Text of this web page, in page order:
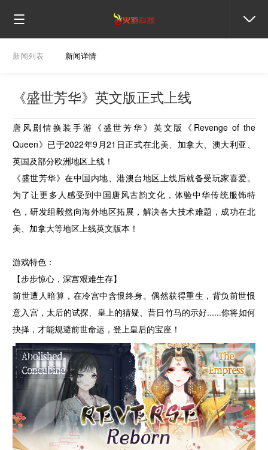
新闻列表 新闻详情
《盛世芳华》英文版正式上线
唐风剧情换装手游《盛世芳华》英文版《Revenge of the
Queen》已于2022年9月21日正式在北美、加拿大、澳大利亚、
英国及部分欧洲地区上线！
《盛世芳华》在中国内地、港澳台地区上线后就备受玩家喜爱。
为了让更多人感受到中国唐风古韵文化，体验中华传统服饰特
色，研发组毅然向海外地区拓展，解决各大技术难题，成功在北
美、加拿大等地区上线英文版本！
游戏特色：
【步步惊心，深宫艰难生存】
前世遭人暗算，在冷宫中含恨终身。偶然获得重生，背负前世恨
意入宫，太后的试探、皇上的猜疑、昔日竹马的示好......你将如何
抉择，才能规避前世命运，登上皇后的宝座！